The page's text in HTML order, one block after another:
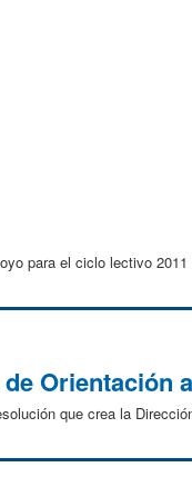
para el ciclo lectivo 2011
Orientación
que crea la